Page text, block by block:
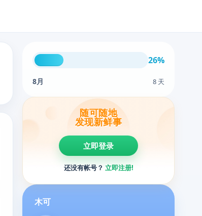
26%
8月 8 天
随可随地
发现新鲜事
立即登录
还没有帐号？ 立即注册!
木可